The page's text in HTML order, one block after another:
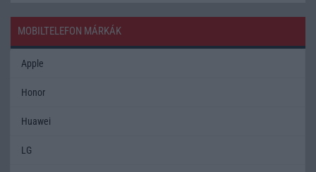
MOBILTELEFON MÁRKÁK
Apple
Honor
Huawei
LG